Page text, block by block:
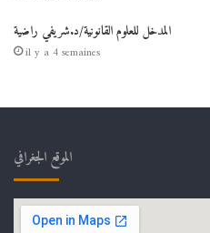
المدخل للعلوم القانونية/د.شريفي راضية
il y a 4 semaines
الموقع الجغرافي